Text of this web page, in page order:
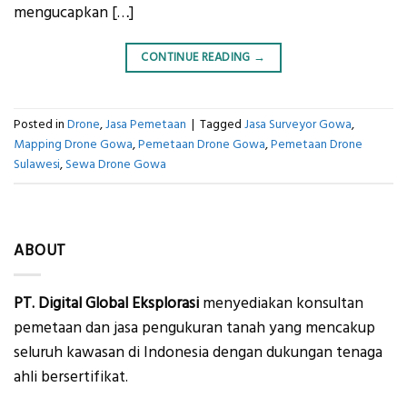
mengucapkan […]
CONTINUE READING →
Posted in Drone,Jasa Pemetaan | Tagged Jasa Surveyor Gowa,
Mapping Drone Gowa,Pemetaan Drone Gowa,Pemetaan Drone
Sulawesi,Sewa Drone Gowa
ABOUT
PT. Digital Global Eksplorasi menyediakan konsultan
pemetaan dan jasa pengukuran tanah yang mencakup
seluruh kawasan di Indonesia dengan dukungan tenaga
ahli bersertifikat.